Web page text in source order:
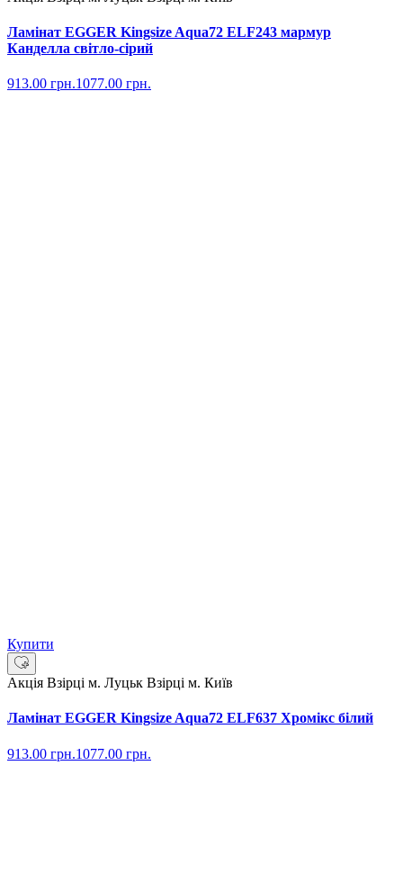
Ламінат EGGER Kingsize Aqua72 ELF243 мармур
Канделла світло-сірий
913.00 грн.1077.00 грн.
Купити
Акція Взірці м. Луцьк Взірці м. Київ
Ламінат EGGER Kingsize Aqua72 ELF637 Хромікс білий
913.00 грн.1077.00 грн.